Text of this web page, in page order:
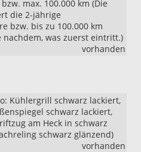
max. 100.000 km (Die
die 2-jährige
bzw. bis zu 100.000 km
nachdem, was zuerst eintritt.)
vorhanden
Kühlergrill schwarz lackiert,
schwarz lackiert,
am Heck in schwarz
schwarz glänzend)
vorhanden